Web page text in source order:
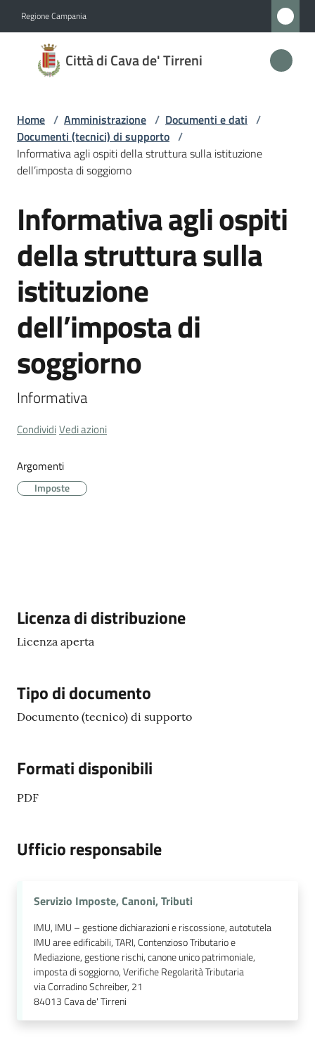
Regione Campania
Città di Cava de' Tirreni
Città
di
de'
Tirreni
Menu selezionato
Novità
Servizi
Cava
de'
Tirreni
gli
argomenti...
Home / Amministrazione / Documenti e dati /
Documenti (tecnici) di supporto /
Informativa agli ospiti della struttura sulla istituzione
dell’imposta di soggiorno
Salta al contenuto
Informativa agli ospiti
della struttura sulla
istituzione
dell’imposta di
soggiorno
Informativa
CondividiVedi azioni
Argomenti
Imposte
Descrizione
Licenza di distribuzione
Licenza aperta
Tipo di documento
Documento (tecnico) di supporto
Formati disponibili
PDF
Ufficio responsabile
Servizio Imposte, Canoni, Tributi
IMU, IMU – gestione dichiarazioni e riscossione, autotutela
IMU aree edificabili, TARI, Contenzioso Tributario e
Mediazione, gestione rischi, canone unico patrimoniale,
imposta di soggiorno, Verifiche Regolarità Tributaria
via Corradino Schreiber, 21
84013Cava de' Tirreni